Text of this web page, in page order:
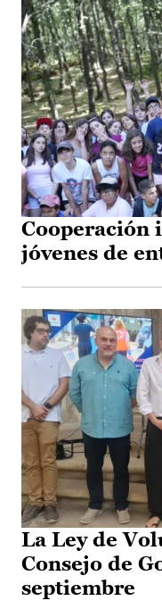
Cooperación
jóvenes de
La Ley de
Consejo de
septiembre